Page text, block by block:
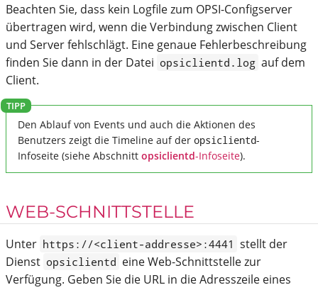
Beachten Sie, dass kein Logfile zum OPSI-Configserver
übertragen wird, wenn die Verbindung zwischen Client
und Server fehlschlägt. Eine genaue Fehlerbeschreibung
finden Sie dann in der Datei opsiclientd.log auf dem
Client.
Den Ablauf von Events und auch die Aktionen des
Benutzers zeigt die Timeline auf der opsiclientd-
Infoseite (siehe Abschnitt opsiclientd-Infoseite).
WEB-SCHNITTSTELLE
Unter https://<client-addresse>:4441 stellt der
Dienst opsiclientd eine Web-Schnittstelle zur
Verfügung. Geben Sie die URL in die Adresszeile eines